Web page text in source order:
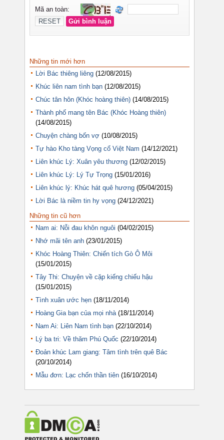
Những tin mới hơn
Lời Bác thiêng liêng (12/08/2015)
Khúc liên nam tình bạn (12/08/2015)
Chúc tân hôn (Khóc hoàng thiên) (14/08/2015)
Thành phố mang tên Bác (Khóc Hoàng thiên)
(14/08/2015)
Chuyện chàng bốn vợ (10/08/2015)
Tự hào Kho tàng Vọng cổ Việt Nam (14/12/2021)
Liên khúc Lý: Xuân yêu thương (12/02/2015)
Liên khúc Lý: Lý Tự Trọng (15/01/2016)
Liên khúc lý: Khúc hát quê hương (05/04/2015)
Lời Bác là niềm tin hy vọng (24/12/2021)
Những tin cũ hơn
Nam ai: Nỗi đau khôn nguôi (04/02/2015)
Nhớ mãi tên anh (23/01/2015)
Khóc Hoàng Thiên: Chiến tích Gò Ô Môi
(15/01/2015)
Tây Thi: Chuyện về cặp kiếng chiếu hậu
(15/01/2015)
Tình xuân ước hẹn (18/11/2014)
Hoàng Gia bạn của mọi nhà (18/11/2014)
Nam Ai: Liên Nam tình bạn (22/10/2014)
Lý ba tri: Về thăm Phú Quốc (22/10/2014)
Đoản khúc Lam giang: Tâm tình trên quê Bác
(20/10/2014)
Mẫu đơn: Lạc chốn thần tiên (16/10/2014)